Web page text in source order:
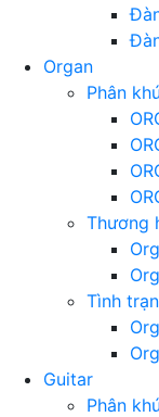
Organ
Phân
Thương
Tình
Guitar
Phân